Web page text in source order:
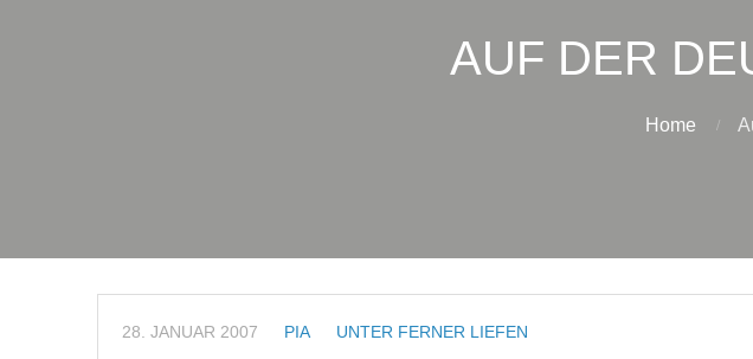
AUF DER
Home
28. JANUAR 2007 PIA UNTER FERNER LIEFEN